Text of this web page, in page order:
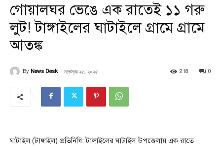
গোয়ালঘর ভেঙে এক রাতেই ১১ গরু
লুট! টাঙ্গাইলের ঘাটাইলে গ্রামে গ্রামে
আতঙ্ক
By News Desk নভেম্বর ২৫, ২০২৫ 0
218
ঘাটাইল (টাঙ্গাইল) প্রতিনিধি: টাঙ্গাইলের ঘাটাইল উপজেলায় এক রাতে